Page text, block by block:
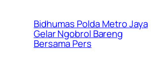
Bidhumas Polda Metro Jaya
Gelar Ngobrol Bareng
Bersama Pers